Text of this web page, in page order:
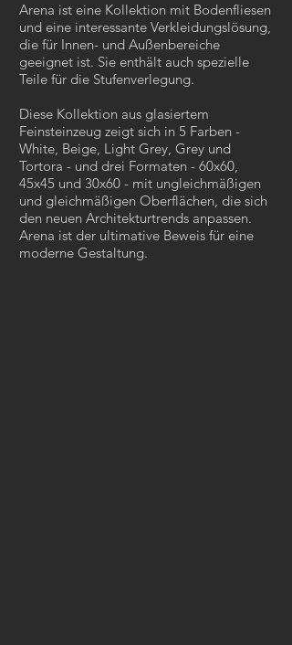
Arena ist eine Kollektion mit Bodenfliesen
und eine interessante Verkleidungslösung,
die für Innen- und Außenbereiche
geeignet ist. Sie enthält auch spezielle
Teile für die Stufenverlegung.
Diese Kollektion aus glasiertem
Feinsteinzeug zeigt sich in 5 Farben -
White, Beige, Light Grey, Grey und
Tortora - und drei Formaten - 60x60,
45x45 und 30x60 - mit ungleichmäßigen
und gleichmäßigen Oberflächen, die sich
den neuen Architekturtrends anpassen.
Arena ist der ultimative Beweis für eine
moderne Gestaltung.